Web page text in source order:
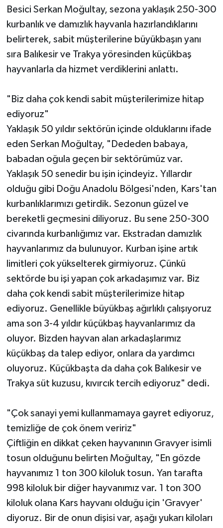
Besici Serkan Moğultay, sezona yaklaşık 250-300
kurbanlık ve damızlık hayvanla hazırlandıklarını
belirterek, sabit müşterilerine büyükbaşın yanı
sıra Balıkesir ve Trakya yöresinden küçükbaş
hayvanlarla da hizmet verdiklerini anlattı.
"Biz daha çok kendi sabit müşterilerimize hitap
ediyoruz"
Yaklaşık 50 yıldır sektörün içinde olduklarını ifade
eden Serkan Moğultay, "Dededen babaya,
babadan oğula geçen bir sektörümüz var.
Yaklaşık 50 senedir bu işin içindeyiz. Yıllardır
olduğu gibi Doğu Anadolu Bölgesi'nden, Kars'tan
kurbanlıklarımızı getirdik. Sezonun güzel ve
bereketli geçmesini diliyoruz. Bu sene 250-300
civarında kurbanlığımız var. Ekstradan damızlık
hayvanlarımız da bulunuyor. Kurban işine artık
limitleri çok yükselterek girmiyoruz. Çünkü
sektörde bu işi yapan çok arkadaşımız var. Biz
daha çok kendi sabit müşterilerimize hitap
ediyoruz. Genellikle büyükbaş ağırlıklı çalışıyoruz
ama son 3-4 yıldır küçükbaş hayvanlarımız da
oluyor. Bizden hayvan alan arkadaşlarımız
küçükbaş da talep ediyor, onlara da yardımcı
oluyoruz. Küçükbaşta da daha çok Balıkesir ve
Trakya süt kuzusu, kıvırcık tercih ediyoruz" dedi.
"Çok sanayi yemi kullanmamaya gayret ediyoruz,
temizliğe de çok önem veririz"
Çiftliğin en dikkat çeken hayvanının Gravyer isimli
tosun olduğunu belirten Moğultay, "En gözde
hayvanımız 1 ton 300 kiloluk tosun. Yan tarafta
998 kiloluk bir diğer hayvanımız var. 1 ton 300
kiloluk olana Kars hayvanı olduğu için 'Gravyer'
diyoruz. Bir de onun dişisi var, aşağı yukarı kiloları